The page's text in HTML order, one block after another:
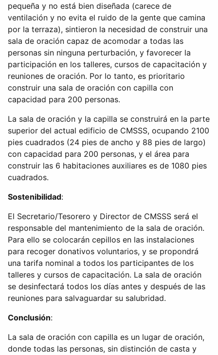
pequeña y no está bien diseñada (carece de
ventilación y no evita el ruido de la gente que camina
por la terraza), sintieron la necesidad de construir una
sala de oración capaz de acomodar a todas las
personas sin ninguna perturbación, y favorecer la
participación en los talleres, cursos de capacitación y
reuniones de oración. Por lo tanto, es prioritario
construir una sala de oración con capilla con
capacidad para 200 personas.
La sala de oración y la capilla se construirá en la parte
superior del actual edificio de CMSSS, ocupando 2100
pies cuadrados (24 pies de ancho y 88 pies de largo)
con capacidad para 200 personas, y el área para
construir las 6 habitaciones auxiliares es de 1080 pies
cuadrados.
Sostenibilidad:
El Secretario/Tesorero y Director de CMSSS será el
responsable del mantenimiento de la sala de oración.
Para ello se colocarán cepillos en las instalaciones
para recoger donativos voluntarios, y se propondrá
una tarifa nominal a todos los participantes de los
talleres y cursos de capacitación. La sala de oración
se desinfectará todos los dí­as antes y después de las
reuniones para salvaguardar su salubridad.
Conclusión:
La sala de oración con capilla es un lugar de oración,
donde todas las personas, sin distinción de casta y